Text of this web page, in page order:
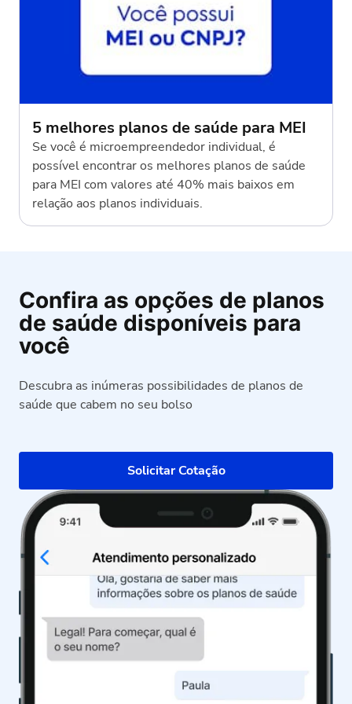
5 melhores planos de saúde para MEI
Se você é microempreendedor individual, é
possível encontrar os melhores planos de saúde
para MEI com valores até 40% mais baixos em
relação aos planos individuais.
Confira as opções de planos
de saúde disponíveis para
você
Descubra as inúmeras possibilidades de planos de
saúde que cabem no seu bolso
Solicitar Cotação